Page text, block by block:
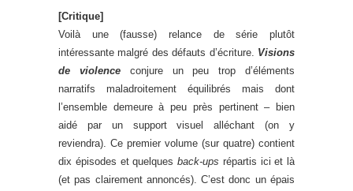
[Critique]
Voilà une (fausse) relance de série plutôt
intéressante malgré des défauts d’écriture. Visions
de violenceconjure un peu trop d’éléments
narratifs maladroitement équilibrés mais dont
l’ensemble demeure à peu près pertinent – bien
aidé par un support visuel alléchant (on y
reviendra). Ce premier volume (sur quatre) contient
dix épisodes et quelques back-ups répartis ici et là
(et pas clairement annoncés). C’est donc un épais